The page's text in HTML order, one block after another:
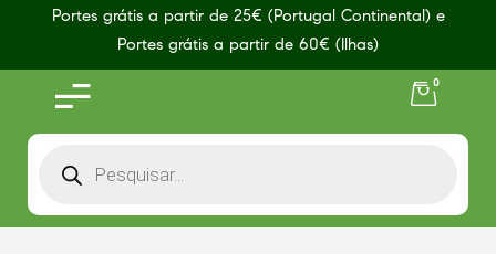
Portes grátis a partir de 25€ (Portugal Continental) e
Portes grátis a partir de 60€ (Ilhas)
0